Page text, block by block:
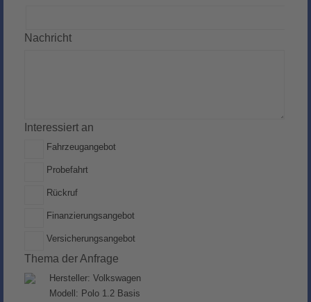
Nachricht
Interessiert an
Fahrzeugangebot
Probefahrt
Rückruf
Finanzierungsangebot
Versicherungsangebot
Thema der Anfrage
Hersteller: Volkswagen
Modell: Polo 1.2 Basis